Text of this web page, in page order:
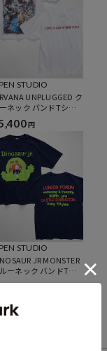
STUDIO
UNPLUGGED ク
ネック バンドTシャ
円
STUDIO
JR MONSTER
ーネック バンドTシ